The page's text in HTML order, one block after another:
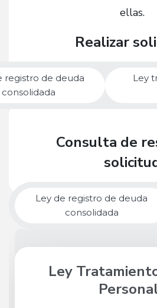
ellas.
Realizar
registro de deuda
consolidada
Ley
Consulta de
Ley de registro de deuda
consolidada
Ley